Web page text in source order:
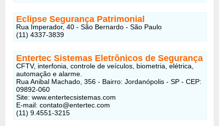
Eclipse Segurança Patrimonial
Rua Imperador, 40 - São Bernardo - São Paulo
(11) 4337-3839
Entertec Sistemas Eletrônicos de Segurança
CFTV, interfonia, controle de veículos, biometria, elétrica,
automação e alarme.
Rua Anibal Machado, 356 - Bairro: Jordanópolis - SP - CEP:
09892-060
Site: www.entertecsistemas.com
E-mail: contato@entertec.com
(11) 9.4551-3215